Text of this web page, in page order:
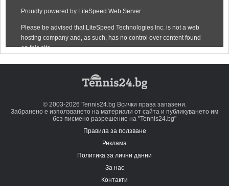
© 2003-2026 Tennis24.bg Всички права запазени.
Забранено е използването на материали от сайта и публикуването им
без писмено разрешение на "Tennis24.bg"
Правила за ползване
Реклама
Политика за лични данни
За нас
Контакти